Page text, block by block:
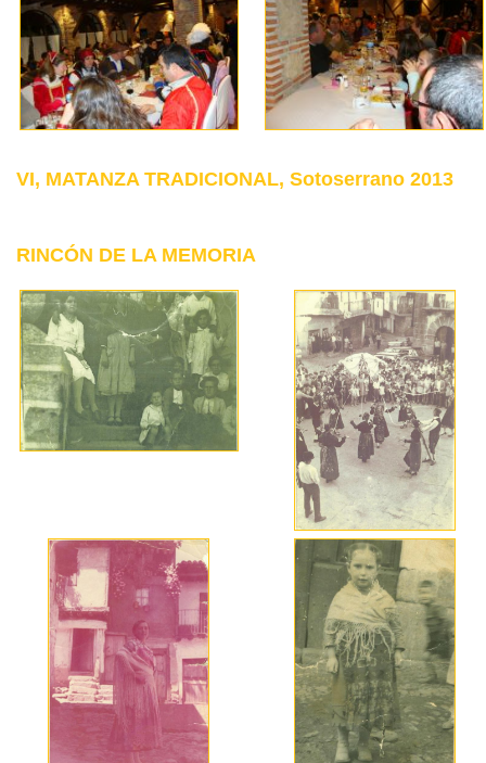
VI, MATANZA TRADICIONAL, Sotoserrano 2013
RINCÓN DE LA MEMORIA